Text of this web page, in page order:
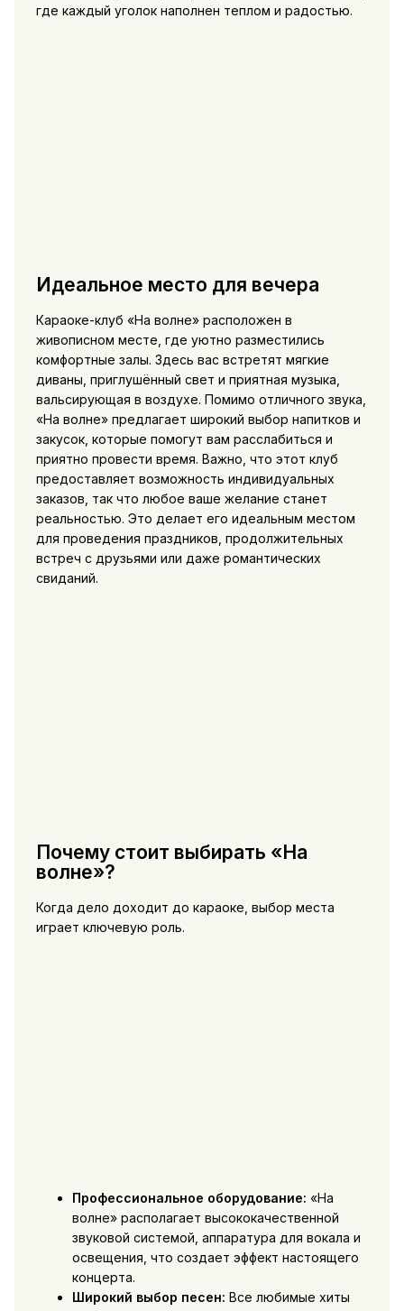
где каждый уголок наполнен теплом и радостью.
Идеальное место для вечера
Караоке-клуб «На волне» расположен в
живописном месте, где уютно разместились
комфортные залы. Здесь вас встретят мягкие
диваны, приглушённый свет и приятная музыка,
вальсирующая в воздухе. Помимо отличного звука,
«На волне» предлагает широкий выбор напитков и
закусок, которые помогут вам расслабиться и
приятно провести время. Важно, что этот клуб
предоставляет возможность индивидуальных
заказов, так что любое ваше желание станет
реальностью. Это делает его идеальным местом
для проведения праздников, продолжительных
встреч с друзьями или даже романтических
свиданий.
Почему стоит выбирать «На
волне»?
Когда дело доходит до караоке, выбор места
играет ключевую роль.
Профессиональное оборудование: «На
волне» располагает высококачественной
звуковой системой, аппаратура для вокала и
освещения, что создает эффект настоящего
концерта.
Широкий выбор песен: Все любимые хиты